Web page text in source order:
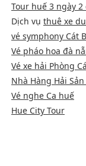
Tour huế 3 ngày 2
Dịch vụ thuê xe
vé symphony Cát
Vé pháo hoa đà
Vé xe hải Phòng
Nhà Hàng Hải
Vé nghe Ca huế
Hue City Tour